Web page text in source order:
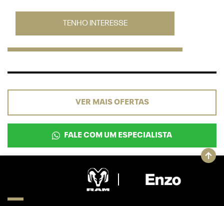
TENHO INTERESSE
VER MAIS OFERTAS
FALE COM UM ESPECIALISTA